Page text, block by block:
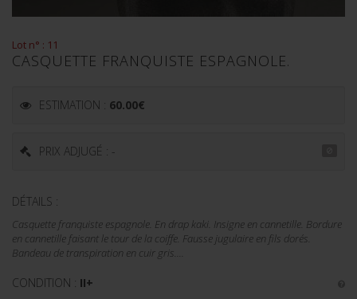
Lot n° : 11
CASQUETTE FRANQUISTE ESPAGNOLE.
ESTIMATION : 60.00€
PRIX ADJUGÉ : -
DÉTAILS :
Casquette franquiste espagnole. En drap kaki. Insigne en cannetille. Bordure
en cannetille faisant le tour de la coiffe. Fausse jugulaire en fils dorés.
Bandeau de transpiration en cuir gris....
CONDITION : II+